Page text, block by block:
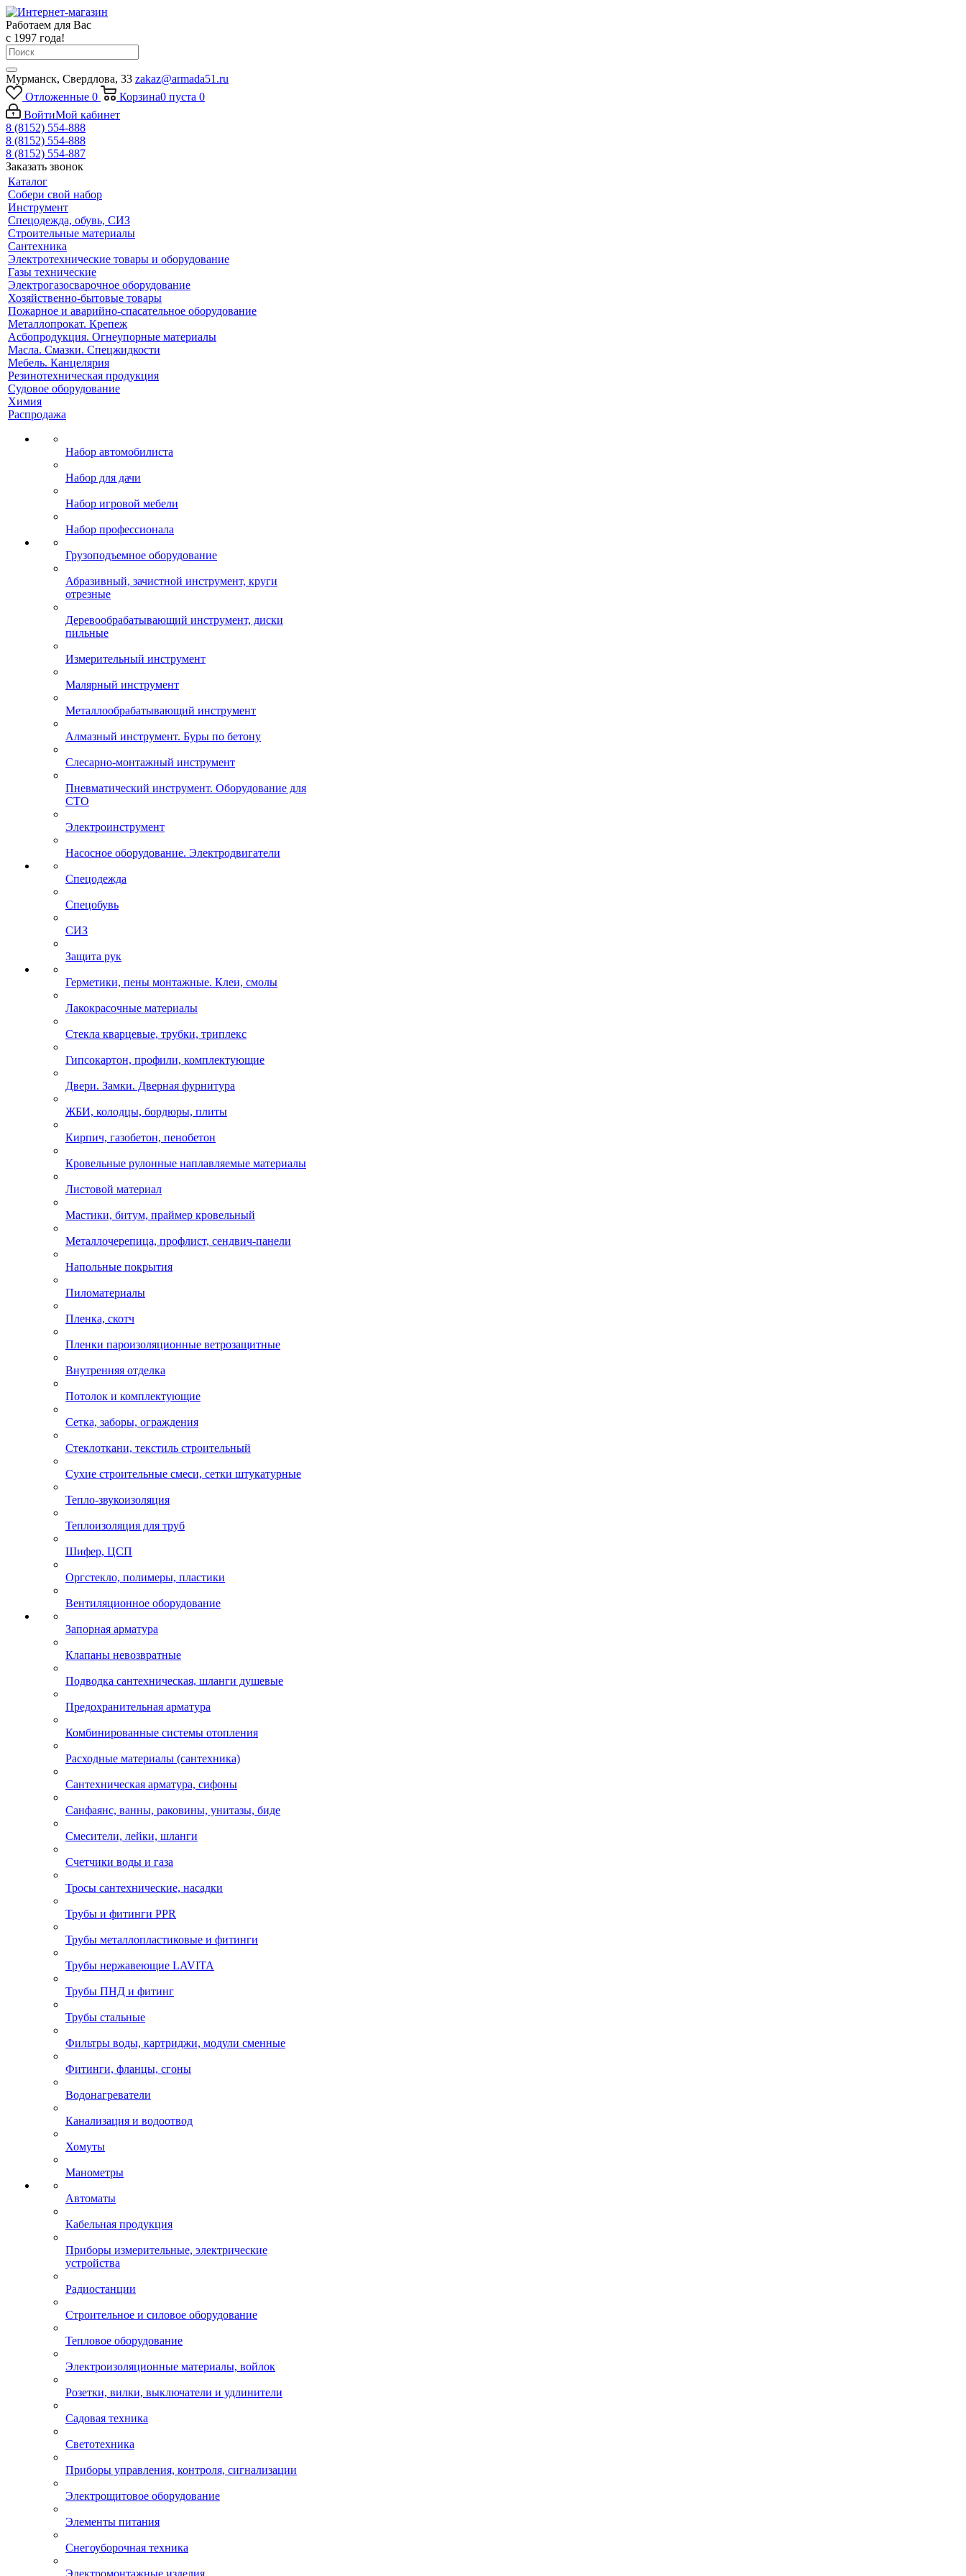
Работаем для Вас
с 1997 года!
Мурманск, Свердлова, 33 zakaz@armada51.ru
Отложенные 0 Корзина0 пуста 0
ВойтиМой кабинет
8 (8152) 554-888
8 (8152) 554-888
8 (8152) 554-887
Заказать звонок
Каталог
Собери свой набор
Инструмент
Спецодежда, обувь, СИЗ
Строительные материалы
Сантехника
Электротехнические товары и оборудование
Газы технические
Электрогазосварочное оборудование
Хозяйственно-бытовые товары
Пожарное и аварийно-спасательное оборудование
Металлопрокат. Крепеж
Асбопродукция. Огнеупорные материалы
Масла. Смазки. Спецжидкости
Мебель. Канцелярия
Резинотехническая продукция
Судовое оборудование
Химия
Распродажа
Набор автомобилиста
Набор для дачи
Набор игровой мебели
Набор профессионала
Грузоподъемное оборудование
Абразивный, зачистной инструмент, круги
отрезные
Деревообрабатывающий инструмент, диски
пильные
Измерительный инструмент
Малярный инструмент
Металлообрабатывающий инструмент
Алмазный инструмент. Буры по бетону
Слесарно-монтажный инструмент
Пневматический инструмент. Оборудование для
СТО
Электроинструмент
Насосное оборудование. Электродвигатели
Спецодежда
Спецобувь
СИЗ
Защита рук
Герметики, пены монтажные. Клеи, смолы
Лакокрасочные материалы
Стекла кварцевые, трубки, триплекс
Гипсокартон, профили, комплектующие
Двери. Замки. Дверная фурнитура
ЖБИ, колодцы, бордюры, плиты
Кирпич, газобетон, пенобетон
Кровельные рулонные наплавляемые материалы
Листовой материал
Мастики, битум, праймер кровельный
Металлочерепица, профлист, сендвич-панели
Напольные покрытия
Пиломатериалы
Пленка, скотч
Пленки пароизоляционные ветрозащитные
Внутренняя отделка
Потолок и комплектующие
Сетка, заборы, ограждения
Стеклоткани, текстиль строительный
Сухие строительные смеси, сетки штукатурные
Тепло-звукоизоляция
Теплоизоляция для труб
Шифер, ЦСП
Оргстекло, полимеры, пластики
Вентиляционное оборудование
Запорная арматура
Клапаны невозвратные
Подводка сантехническая, шланги душевые
Предохранительная арматура
Комбинированные системы отопления
Расходные материалы (сантехника)
Сантехническая арматура, сифоны
Санфаянс, ванны, раковины, унитазы, биде
Смесители, лейки, шланги
Счетчики воды и газа
Тросы сантехнические, насадки
Трубы и фитинги PPR
Трубы металлопластиковые и фитинги
Трубы нержавеющие LAVITA
Трубы ПНД и фитинг
Трубы стальные
Фильтры воды, картриджи, модули сменные
Фитинги, фланцы, сгоны
Водонагреватели
Канализация и водоотвод
Хомуты
Манометры
Автоматы
Кабельная продукция
Приборы измерительные, электрические
устройства
Радиостанции
Строительное и силовое оборудование
Тепловое оборудование
Электроизоляционные материалы, войлок
Розетки, вилки, выключатели и удлинители
Садовая техника
Светотехника
Приборы управления, контроля, сигнализации
Электрощитовое оборудование
Элементы питания
Снегоуборочная техника
Электромонтажные изделия